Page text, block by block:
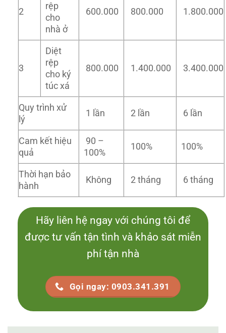
2
rệp
cho
nhà ở
600.000 800.000 1.800.000
3
Diệt
rệp
cho ký
túc xá
800.000 1.400.000 3.400.000
Quy trình xử
lý
1 lần 2 lần 6 lần
Cam kết hiệu
quả
90 –
100%
100% 100%
Thời hạn bảo
hành
Không 2 tháng 6 tháng
Hãy liên hệ ngay với chúng tôi để
được tư vấn tận tình và khảo sát miễn
phí tận nhà
Gọi ngay: 0903.341.391